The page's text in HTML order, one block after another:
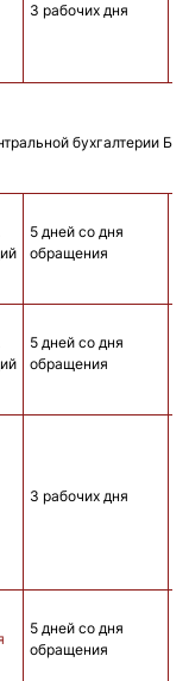
3 рабочих дня
бухгалтерии
5 дней со дня
обращения
5 дней со дня
обращения
3 рабочих дня
5 дней со дня
обращения